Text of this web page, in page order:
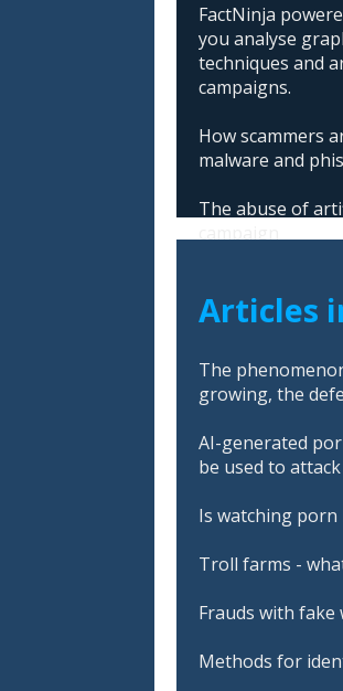
FactNinja
you analyse
techniques and
campaigns.
How scammers
malware and
The abuse of
Articles
The
growing, the
AI-generated
be used to
Is watching porn
Troll farms -
Frauds with fake
Methods for